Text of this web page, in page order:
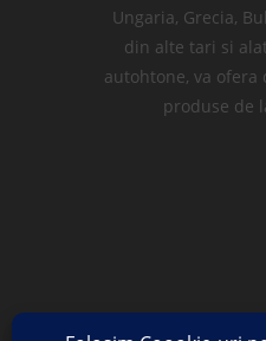
Ungaria, Grecia,
din alte tari si
autohtone, va
produse de